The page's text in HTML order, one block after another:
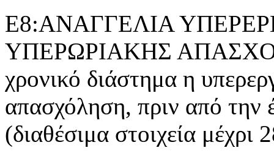
Ε8:ΑΝΑΓΓΕΛΙΑ
ΥΠΕΡΩΡΙΑΚΗΣ
χρονικό διάστημα η
απασχόληση, πριν από την
(διαθέσιμα στοιχεία μέχρι